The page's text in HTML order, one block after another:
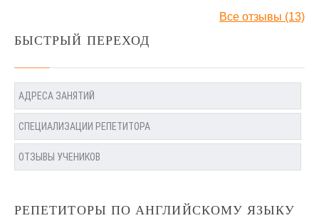
Все отзывы (13)
БЫСТРЫЙ ПЕРЕХОД
АДРЕСА ЗАНЯТИЙ
СПЕЦИАЛИЗАЦИИ РЕПЕТИТОРА
ОТЗЫВЫ УЧЕНИКОВ
РЕПЕТИТОРЫ ПО АНГЛИЙСКОМУ ЯЗЫКУ